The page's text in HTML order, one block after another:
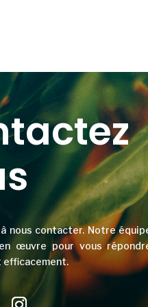
à nous contacter. Notre
œuvre pour vous
efficacement.